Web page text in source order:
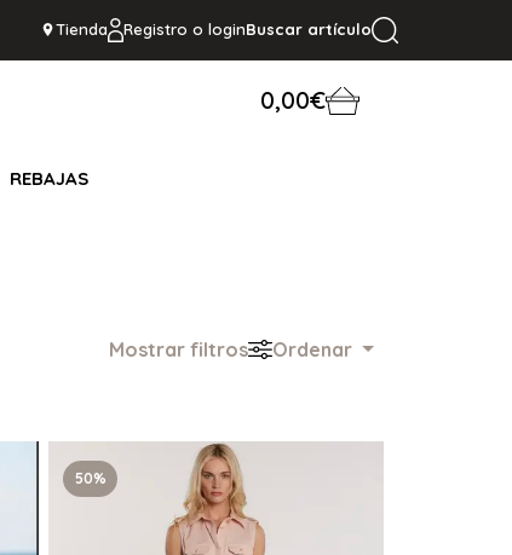
Tienda Registro o loginBuscar artículo
0,00€
REBAJAS
Mostrar filtros Ordenar
50%